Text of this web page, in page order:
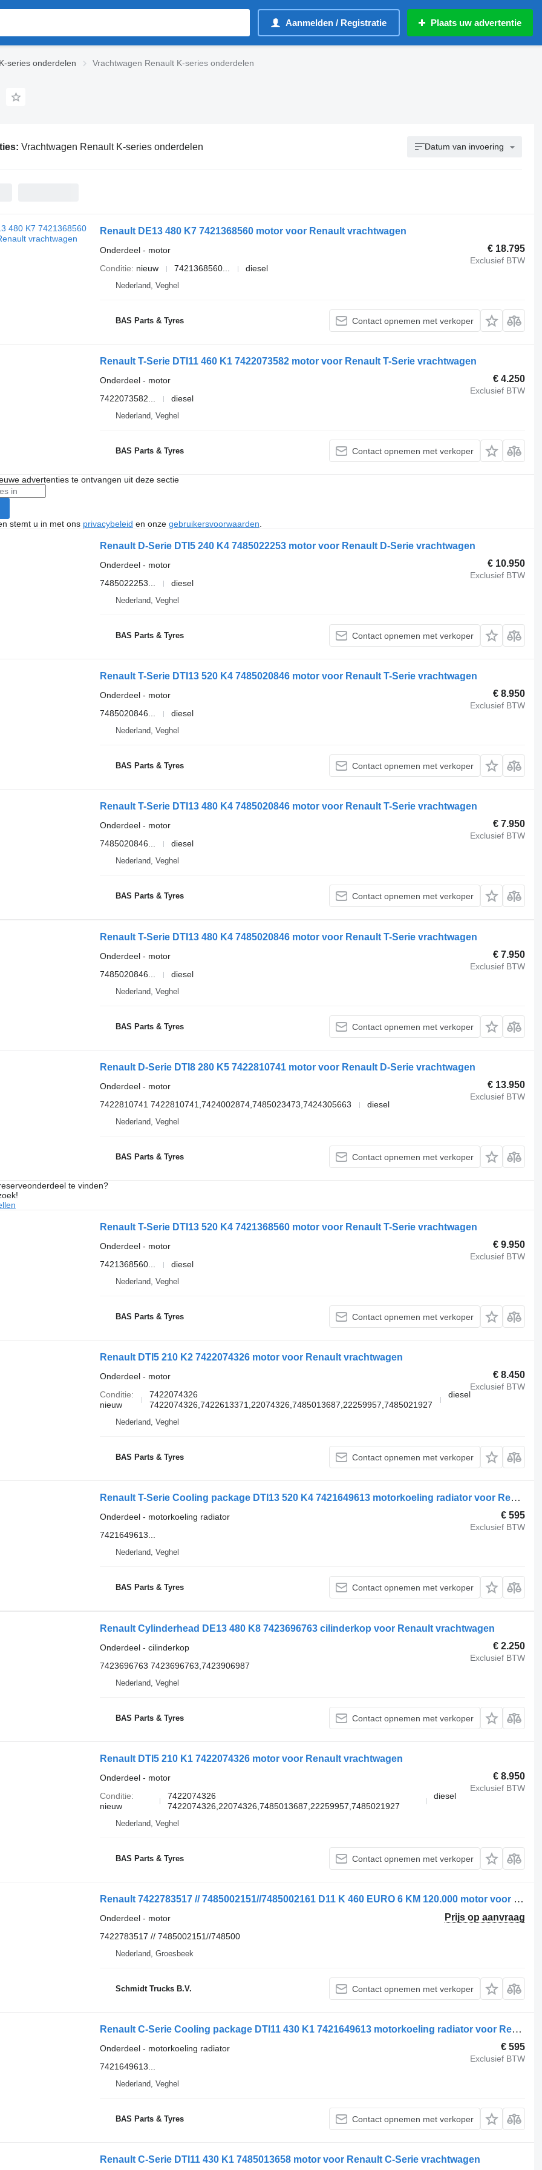
Aanmelden / Registratie Plaats uw advertentie
series onderdelen Vrachtwagen Renault K-series onderdelen
Vrachtwagen Renault K-series onderdelen Datum van invoering
Renault DE13 480 K7 7421368560 motor voor Renault vrachtwagen
€ 18.795
Exclusief BTW
Onderdeel - motor
Conditie
nieuw 7421368560... diesel
Nederland, Veghel
BAS Parts & Tyres Contact opnemen met verkoper
Renault T-Serie DTI11 460 K1 7422073582 motor voor Renault T-Serie vrachtwagen
€ 4.250
Exclusief BTW
Onderdeel - motor
7422073582...
diesel
Nederland, Veghel
BAS Parts & Tyres Contact opnemen met verkoper
advertenties te ontvangen uit deze sectie
stemt u in met ons privacybeleid en onze gebruikersvoorwaarden
Renault D-Serie DTI5 240 K4 7485022253 motor voor Renault D-Serie vrachtwagen
€ 10.950
Exclusief BTW
Onderdeel - motor
7485022253...
diesel
Nederland, Veghel
BAS Parts & Tyres Contact opnemen met verkoper
Renault T-Serie DTI13 520 K4 7485020846 motor voor Renault T-Serie vrachtwagen
€ 8.950
Exclusief BTW
Onderdeel - motor
7485020846...
diesel
Nederland, Veghel
BAS Parts & Tyres Contact opnemen met verkoper
Renault T-Serie DTI13 480 K4 7485020846 motor voor Renault T-Serie vrachtwagen
€ 7.950
Exclusief BTW
Onderdeel - motor
7485020846...
diesel
Nederland, Veghel
BAS Parts & Tyres Contact opnemen met verkoper
Renault T-Serie DTI13 480 K4 7485020846 motor voor Renault T-Serie vrachtwagen
€ 7.950
Exclusief BTW
Onderdeel - motor
7485020846...
diesel
Nederland, Veghel
BAS Parts & Tyres Contact opnemen met verkoper
Renault D-Serie DTI8 280 K5 7422810741 motor voor Renault D-Serie vrachtwagen
€ 13.950
Exclusief BTW
Onderdeel - motor
7422810741 7422810741,7424002874,7485023473,7424305663
diesel
Nederland, Veghel
BAS Parts & Tyres Contact opnemen met verkoper
te vinden?
Renault T-Serie DTI13 520 K4 7421368560 motor voor Renault T-Serie vrachtwagen
€ 9.950
Exclusief BTW
Onderdeel - motor
7421368560...
diesel
Nederland, Veghel
BAS Parts & Tyres Contact opnemen met verkoper
Renault DTI5 210 K2 7422074326 motor voor Renault vrachtwagen
€ 8.450
Exclusief BTW
Onderdeel - motor
Conditie
nieuw
7422074326
7422074326,7422613371,22074326,7485013687,22259957,7485021927
diesel
Nederland, Veghel
BAS Parts & Tyres Contact opnemen met verkoper
Renault T-Serie Cooling package DTI13 520 K4 7421649613 motorkoeling radiator voor Renault T-Serie vrachtwagen
€ 595
Exclusief BTW
Onderdeel - motorkoeling radiator
7421649613...
Nederland, Veghel
BAS Parts & Tyres Contact opnemen met verkoper
Renault Cylinderhead DE13 480 K8 7423696763 cilinderkop voor Renault vrachtwagen
€ 2.250
Exclusief BTW
Onderdeel - cilinderkop
7423696763 7423696763,7423906987
Nederland, Veghel
BAS Parts & Tyres Contact opnemen met verkoper
Renault DTI5 210 K1 7422074326 motor voor Renault vrachtwagen
€ 8.950
Exclusief BTW
Onderdeel - motor
Conditie
nieuw
7422074326
7422074326,22074326,7485013687,22259957,7485021927
diesel
Nederland, Veghel
BAS Parts & Tyres Contact opnemen met verkoper
Renault 7422783517 // 7485002151//7485002161 D11 K 460 EURO 6 KM 120.000 motor voor vrachtwagen
Prijs op aanvraag
Onderdeel - motor
7422783517 // 7485002151//748500
Nederland, Groesbeek
Schmidt Trucks B.V. Contact opnemen met verkoper
Renault C-Serie Cooling package DTI11 430 K1 7421649613 motorkoeling radiator voor Renault C-Serie vrachtwagen
€ 595
Exclusief BTW
Onderdeel - motorkoeling radiator
7421649613...
Nederland, Veghel
BAS Parts & Tyres Contact opnemen met verkoper
Renault C-Serie DTI11 430 K1 7485013658 motor voor Renault C-Serie vrachtwagen